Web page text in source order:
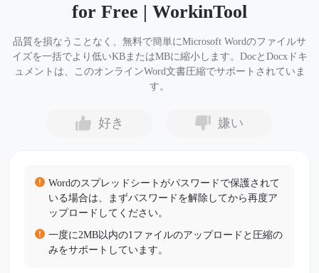
for Free | WorkinTool
品質を損なうことなく、無料で簡単にMicrosoft Wordのファイルサ
イズを一括でより低いKBまたはMBに縮小します。DocとDocxドキ
ュメントは、このオンラインWord文書圧縮でサポートされていま
す。
好き 嫌い
Wordのスプレッドシートがパスワードで保護されて
いる場合は、まずパスワードを解除してから再度ア
ップロードしてください。
一度に2MB以内の1ファイルのアップロードと圧縮の
みをサポートしています。